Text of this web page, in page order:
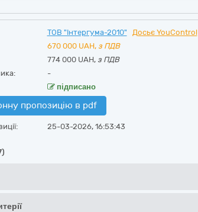
ТОВ "Інтергума-2010"
Досьє YouControl
670 000 UAH, з ПДВ
774 000 UAH, з ПДВ
-
підписано
пропозицію в pdf
25-03-2026, 16:53:43